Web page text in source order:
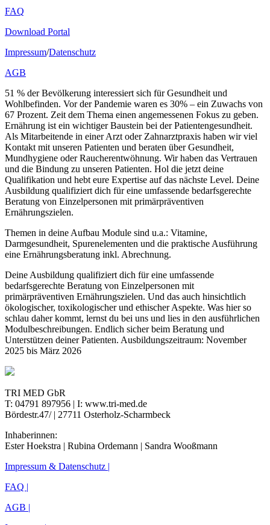
FAQ
Download Portal
Impressum/Datenschutz
AGB
51 % der Bevölkerung interessiert sich für Gesundheit und
Wohlbefinden. Vor der Pandemie waren es 30% – ein Zuwachs von
67 Prozent. Zeit dem Thema einen angemessenen Fokus zu geben.
Ernährung ist ein wichtiger Baustein bei der Patientengesundheit.
Als Mitarbeitende in einer Arzt oder Zahnarztpraxis haben wir viel
Kontakt mit unseren Patienten und beraten über Gesundheit,
Mundhygiene oder Raucherentwöhnung. Wir haben das Vertrauen
und die Bindung zu unseren Patienten. Hol die jetzt deine
Qualifikation und hebt eure Expertise auf das nächste Level. Deine
Ausbildung qualifiziert dich für eine umfassende bedarfsgerechte
Beratung von Einzelpersonen mit primärpräventiven
Ernährungszielen.
Themen in deine Aufbau Module sind u.a.: Vitamine,
Darmgesundheit, Spurenelementen und die praktische Ausführung
eine Ernährungsberatung inkl. Abrechnung.
Deine Ausbildung qualifiziert dich für eine umfassende
bedarfsgerechte Beratung von Einzelpersonen mit
primärpräventiven Ernährungszielen. Und das auch hinsichtlich
ökologischer, toxikologischer und ethischer Aspekte. Was hier so
schlau daher kommt, lernst du bei uns und lies in den ausführlichen
Modulbeschreibungen. Endlich sicher beim Beratung und
Unterstützen deiner Patienten. Ausbildungszeitraum: November
2025 bis März 2026
TRI MED GbR
T: 04791 897956 | I: www.tri-med.de
Bördestr.47/ | 27711 Osterholz-Scharmbeck
Inhaberinnen:
Ester Hoekstra | Rubina Ordemann | Sandra Wooßmann
Impressum & Datenschutz |
FAQ |
AGB |